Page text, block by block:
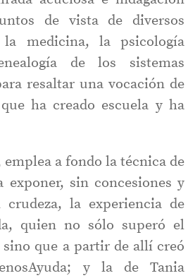
de vista de diversos
la medicina, la psicología
de los sistemas
resaltar una vocación de
ha creado escuela y ha
a fondo la técnica de
exponer, sin concesiones y
la experiencia de
quien no sólo superó el
sino que a partir de allí creó
y la de Tania